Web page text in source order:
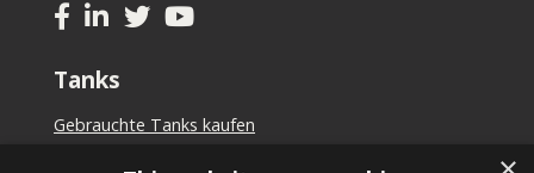
Tanks
Gebrauchte Tanks kaufen